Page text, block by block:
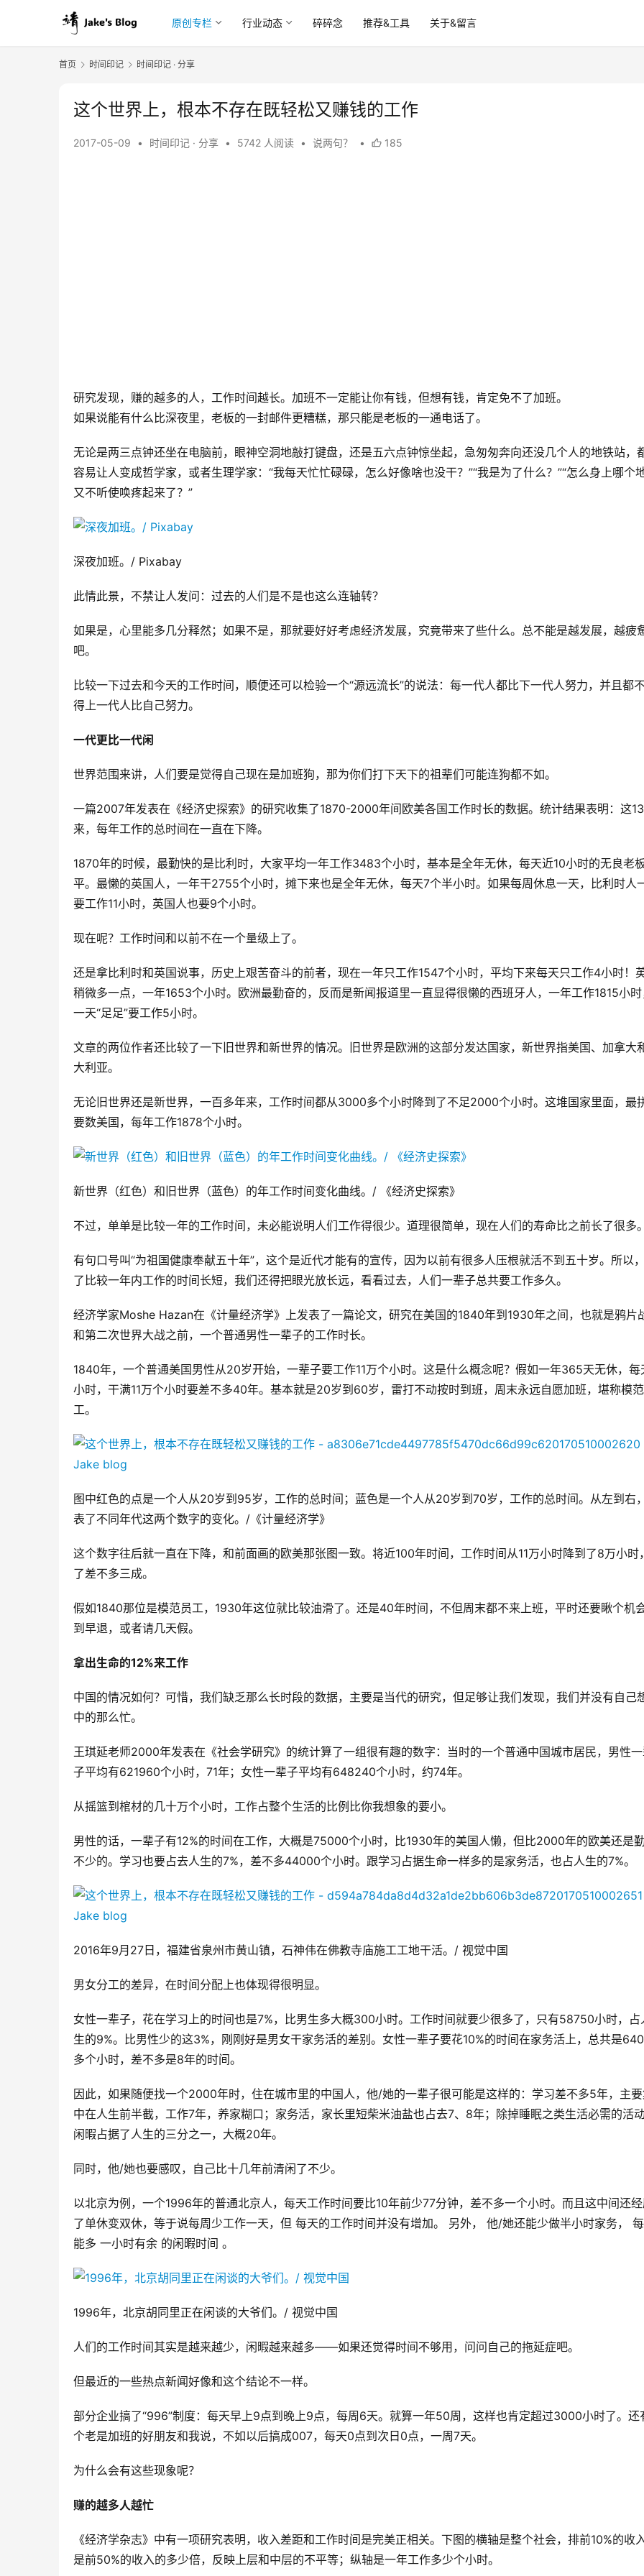
原创专栏 行业动态 碎碎念 推荐&工具 关于&留言
首页 时间印记 时间印记 · 分享
这个世界上，根本不存在既轻松又赚钱的工作
2017-05-09 • 时间印记 · 分享 • 5742 人阅读 • 说两句？ • 185
研究发现，赚的越多的人，工作时间越长。加班不一定能让你有钱，但想有钱，肯定免不了加班。
如果说能有什么比深夜里，老板的一封邮件更糟糕，那只能是老板的一通电话了。
无论是两三点钟还坐在电脑前，眼神空洞地敲打键盘，还是五六点钟惊坐起，急匆匆奔向还没几个人的地铁站，
容易让人变成哲学家，或者生理学家：“我每天忙忙碌碌，怎么好像啥也没干？”“我是为了什么？”“怎么身上哪个
又不听使唤疼起来了？”
深夜加班。/ Pixabay
此情此景，不禁让人发问：过去的人们是不是也这么连轴转？
如果是，心里能多几分释然；如果不是，那就要好好考虑经济发展，究竟带来了些什么。总不能是越发展，越疲
吧。
比较一下过去和今天的工作时间，顺便还可以检验一个“源远流长”的说法：每一代人都比下一代人努力，并且都
得上一代人比自己努力。
一代更比一代闲
世界范围来讲，人们要是觉得自己现在是加班狗，那为你们打下天下的祖辈们可能连狗都不如。
一篇2007年发表在《经济史探索》的研究收集了1870-2000年间欧美各国工作时长的数据。统计结果表明：这
来，每年工作的总时间在一直在下降。
1870年的时候，最勤快的是比利时，大家平均一年工作3483个小时，基本是全年无休，每天近10小时的无良老
平。最懒的英国人，一年干2755个小时，摊下来也是全年无休，每天7个半小时。如果每周休息一天，比利时人
要工作11小时，英国人也要9个小时。
现在呢？工作时间和以前不在一个量级上了。
还是拿比利时和英国说事，历史上艰苦奋斗的前者，现在一年只工作1547个小时，平均下来每天只工作4小时！
稍微多一点，一年1653个小时。欧洲最勤奋的，反而是新闻报道里一直显得很懒的西班牙人，一年工作1815小时
一天“足足”要工作5小时。
文章的两位作者还比较了一下旧世界和新世界的情况。旧世界是欧洲的这部分发达国家，新世界指美国、加拿大
大利亚。
无论旧世界还是新世界，一百多年来，工作时间都从3000多个小时降到了不足2000个小时。这堆国家里面，最
要数美国，每年工作1878个小时。
新世界（红色）和旧世界（蓝色）的年工作时间变化曲线。/ 《经济史探索》
不过，单单是比较一年的工作时间，未必能说明人们工作得很少。道理很简单，现在人们的寿命比之前长了很多。
有句口号叫“为祖国健康奉献五十年”，这个是近代才能有的宣传，因为以前有很多人压根就活不到五十岁。所以
了比较一年内工作的时间长短，我们还得把眼光放长远，看看过去，人们一辈子总共要工作多久。
经济学家Moshe Hazan在《计量经济学》上发表了一篇论文，研究在美国的1840年到1930年之间，也就是鸦片
和第二次世界大战之前，一个普通男性一辈子的工作时长。
1840年，一个普通美国男性从20岁开始，一辈子要工作11万个小时。这是什么概念呢？假如一年365天无休，每
小时，干满11万个小时要差不多40年。基本就是20岁到60岁，雷打不动按时到班，周末永远自愿加班，堪称模
工。
图中红色的点是一个人从20岁到95岁，工作的总时间；蓝色是一个人从20岁到70岁，工作的总时间。从左到右
表了不同年代这两个数字的变化。/《计量经济学》
这个数字往后就一直在下降，和前面画的欧美那张图一致。将近100年时间，工作时间从11万小时降到了8万小时
了差不多三成。
假如1840那位是模范员工，1930年这位就比较油滑了。还是40年时间，不但周末都不来上班，平时还要瞅个机
到早退，或者请几天假。
拿出生命的12%来工作
中国的情况如何？可惜，我们缺乏那么长时段的数据，主要是当代的研究，但足够让我们发现，我们并没有自己
中的那么忙。
王琪延老师2000年发表在《社会学研究》的统计算了一组很有趣的数字：当时的一个普通中国城市居民，男性
子平均有621960个小时，71年；女性一辈子平均有648240个小时，约74年。
从摇篮到棺材的几十万个小时，工作占整个生活的比例比你我想象的要小。
男性的话，一辈子有12%的时间在工作，大概是75000个小时，比1930年的美国人懒，但比2000年的欧美还是
不少的。学习也要占去人生的7%，差不多44000个小时。跟学习占据生命一样多的是家务活，也占人生的7%。
2016年9月27日，福建省泉州市黄山镇，石神伟在佛教寺庙施工工地干活。/ 视觉中国
男女分工的差异，在时间分配上也体现得很明显。
女性一辈子，花在学习上的时间也是7%，比男生多大概300小时。工作时间就要少很多了，只有58750小时，占
生的9%。比男性少的这3%，刚刚好是男女干家务活的差别。女性一辈子要花10%的时间在家务活上，总共是
多个小时，差不多是8年的时间。
因此，如果随便找一个2000年时，住在城市里的中国人，他/她的一辈子很可能是这样的：学习差不多5年，主
中在人生前半截，工作7年，养家糊口；家务活，家长里短柴米油盐也占去7、8年；除掉睡眠之类生活必需的活动
闲暇占据了人生的三分之一，大概20年。
同时，他/她也要感叹，自己比十几年前清闲了不少。
以北京为例，一个1996年的普通北京人，每天工作时间要比10年前少77分钟，差不多一个小时。而且这中间还
了单休变双休，等于说每周少工作一天，但 每天的工作时间并没有增加。 另外， 他/她还能少做半小时家务，
能多 一小时有余 的闲暇时间 。
1996年，北京胡同里正在闲谈的大爷们。/ 视觉中国
人们的工作时间其实是越来越少，闲暇越来越多——如果还觉得时间不够用，问问自己的拖延症吧。
但最近的一些热点新闻好像和这个结论不一样。
部分企业搞了“996”制度：每天早上9点到晚上9点，每周6天。就算一年50周，这样也肯定超过3000小时了。还
个老是加班的好朋友和我说，不如以后搞成007，每天0点到次日0点，一周7天。
为什么会有这些现象呢？
赚的越多人越忙
《经济学杂志》中有一项研究表明，收入差距和工作时间是完美正相关。下图的横轴是整个社会，排前10%的收入
是前50%的收入的多少倍，反映上层和中层的不平等；纵轴是一年工作多少个小时。